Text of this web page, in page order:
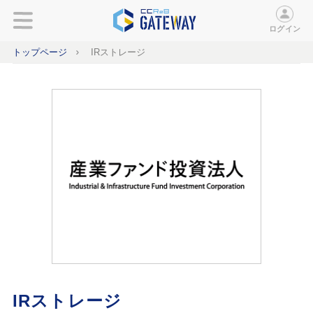
ログイン
トップページ IRストレージ
IRストレージ